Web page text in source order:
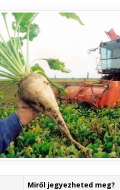
Miről jegyezheted meg?